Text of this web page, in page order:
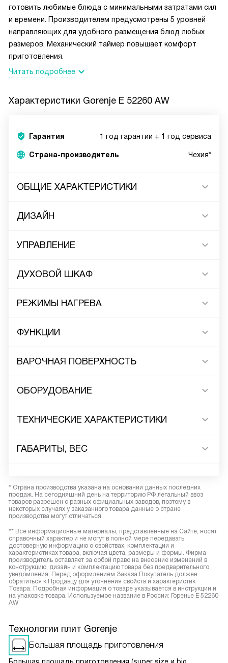
готовить любимые блюда с минимальными затратами сил
и времени. Производителем предусмотрены 5 уровней
направляющих для удобного размещения блюд любых
размеров. Механический таймер повышает комфорт
приготовления.
Читать подробнее
Характеристики Gorenje E 52260 AW
Гарантия 1 год гарантии + 1 год сервиса
Страна-производитель Чехия*
ОБЩИЕ ХАРАКТЕРИСТИКИ
ДИЗАЙН
УПРАВЛЕНИЕ
ДУХОВОЙ ШКАФ
РЕЖИМЫ НАГРЕВА
ФУНКЦИИ
ВАРОЧНАЯ ПОВЕРХНОСТЬ
ОБОРУДОВАНИЕ
ТЕХНИЧЕСКИЕ ХАРАКТЕРИСТИКИ
ГАБАРИТЫ, ВЕС
* Страна производства указана на основании данных последних
продаж. На сегодняшний день на территорию РФ легальный ввоз
товаров разрешен с разных официальных заводов, поэтому в
некоторых случаях у заказанного товара данные о стране
производства могут отличаться.
** Все информационные материалы, представленные на Сайте, носят
справочный характер и не могут в полной мере передавать
достоверную информацию о свойствах, комплектации и
характеристиках товара, включая цвета, размеры и формы. Фирма-
производитель оставляет за собой право на внесение изменений в
конструкцию, дизайн и комплектацию товара без предварительного
уведомления. Перед оформлением Заказа Покупатель должен
обратиться к Продавцу для уточнения свойств и характеристик
Товара. Подробная информация о товаре указывается в инструкции и
на упаковке товара. Используемое название в России: Горенье E 52260
AW
Технологии плит Gorenje
Большая площадь приготовления